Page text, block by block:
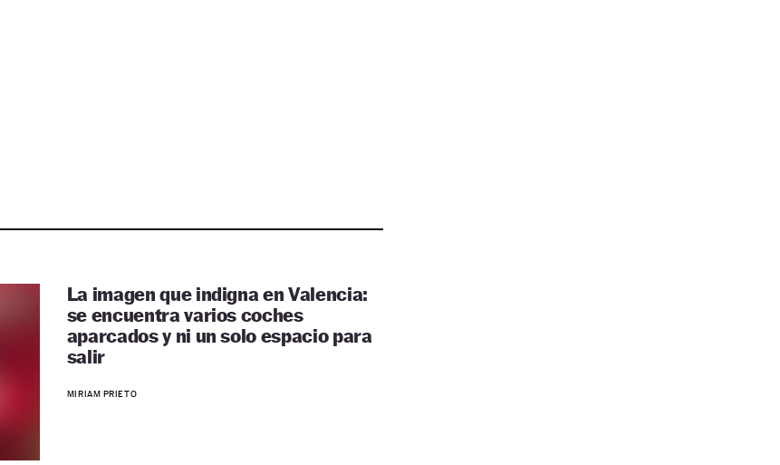
La imagen que indigna en Valencia:
se encuentra varios coches
aparcados y ni un solo espacio para
salir
MIRIAM PRIETO